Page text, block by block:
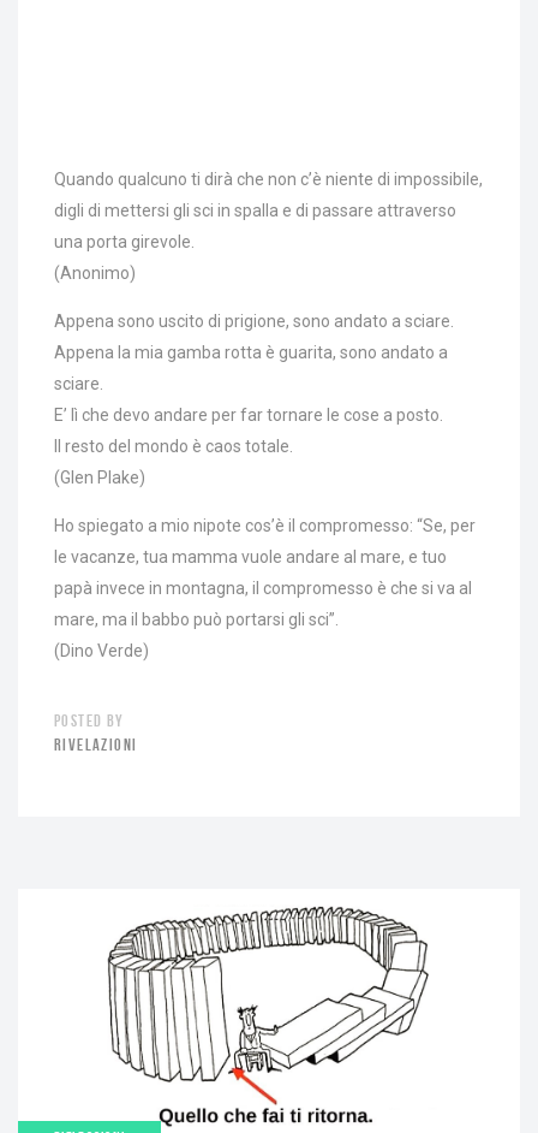
Quando qualcuno ti dirà che non c’è niente di impossibile,
digli di mettersi gli sci in spalla e di passare attraverso
una porta girevole.
(Anonimo)
Appena sono uscito di prigione, sono andato a sciare.
Appena la mia gamba rotta è guarita, sono andato a
sciare.
E’ lì che devo andare per far tornare le cose a posto.
Il resto del mondo è caos totale.
(Glen Plake)
Ho spiegato a mio nipote cos’è il compromesso: “Se, per
le vacanze, tua mamma vuole andare al mare, e tuo
papà invece in montagna, il compromesso è che si va al
mare, ma il babbo può portarsi gli sci”.
(Dino Verde)
POSTED BY
RIVELAZIONI